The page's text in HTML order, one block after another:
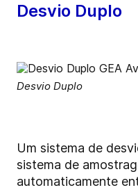
Desvio Duplo
Desvio Duplo
Um sistema de
sistema de
automaticamente